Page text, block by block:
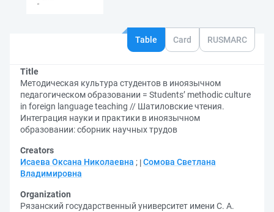
Table Card RUSMARC
Title
Методическая культура студентов в иноязычном
педагогическом образовании = Students’ methodic culture
in foreign language teaching // Шатиловские чтения.
Интеграция науки и практики в иноязычном
образовании: сборник научных трудов
Creators
Исаева Оксана Николаевна ; Сомова Светлана
Владимировна
Organization
Рязанский государственный университет имени С. А.